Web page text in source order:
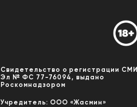
Свидетельство о регистрации СМИ
Эл № ФС 77-76094, выдано
Роскомнадзором
Учредитель: ООО «Жасмин»